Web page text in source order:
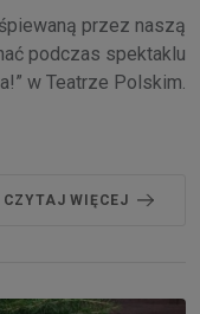
przez naszą
podczas spektaklu
w Teatrze Polskim.
CZYTAJ WIĘCEJ